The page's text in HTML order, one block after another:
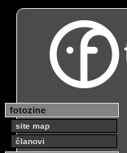
fotozine
site map
članovi